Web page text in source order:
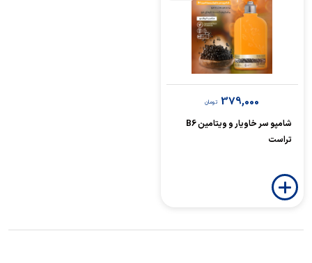
379,000 تومان
شامپو سر خاویار و ویتامین B6
تراست